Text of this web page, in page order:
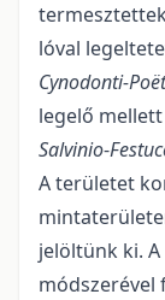
lóval
Cynodonti-
legelő
Salvinio-
A területet
jelöltünk ki.
módszerével